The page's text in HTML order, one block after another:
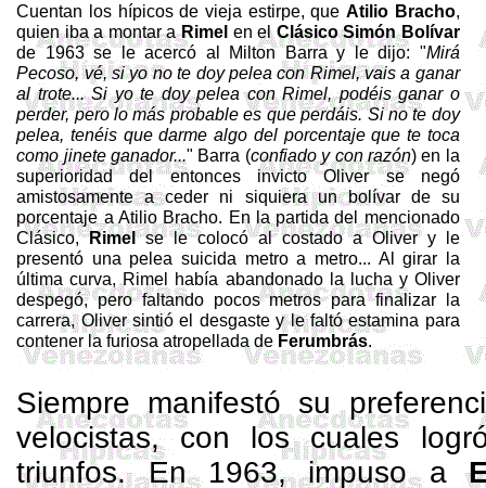
Cuentan los hípicos de vieja estirpe, queAtilio Bracho,
quien iba a montar aRimel en elClásico Simón Bolívar
de 1963 se le acercó al Milton Barra y le dijo: "Mirá
Pecoso,vé, si yo no te doy pelea con Rimel, vais a ganar
al trote... Si yo te doy pelea con Rimel, podéis ganar o
perder, pero lo más probable es que perdáis. Si no te doy
pelea, tenéis que darme algo del porcentaje que te toca
como jinete ganador..." Barra (confiado y con razón) en la
superioridad del entonces invicto Oliver se negó
amistosamente a ceder ni siquiera un bolívar de su
porcentaje a AtilioBracho. En la partida del mencionado
Clásico,Rimelse le colocó al costado a Oliver y le
presentó una pelea suicida metro a metro... Al girar la
última curva, Rimel había abandonado la lucha y Oliver
despegó, pero faltando pocos metros para finalizar la
carrera, Oliver sintió el desgaste y le faltóestamina para
contener la furiosa atropellada deFerumbrás.
Siempre manifestó su
velocistas, con los cuales
triunfos. En 1963, impuso a